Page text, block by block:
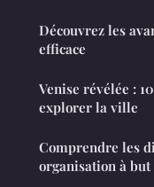
Découvrez les
efficace
Venise révélée :
explorer la ville
Comprendre les
organisation à